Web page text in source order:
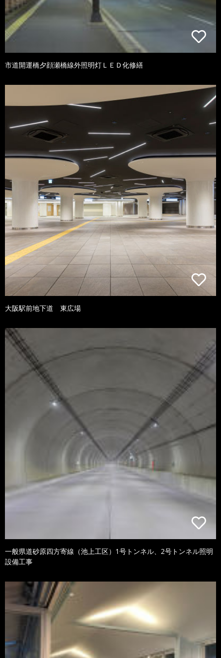
市道開運橋夕顔瀬橋線外照明灯ＬＥＤ化修繕
大阪駅前地下道 東広場
一般県道砂原四方寄線（池上工区）1号トンネル、2号トンネル照明
設備工事